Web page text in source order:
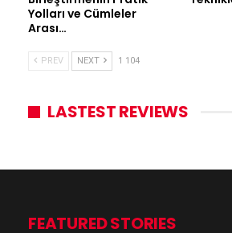
Yolları ve Cümleler
Arası…
PREV NEXT 1 104
LASTEST REVIEWS
FEATURED STORIES